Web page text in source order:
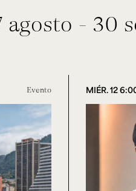
- 30
Evento MIÉR. 12